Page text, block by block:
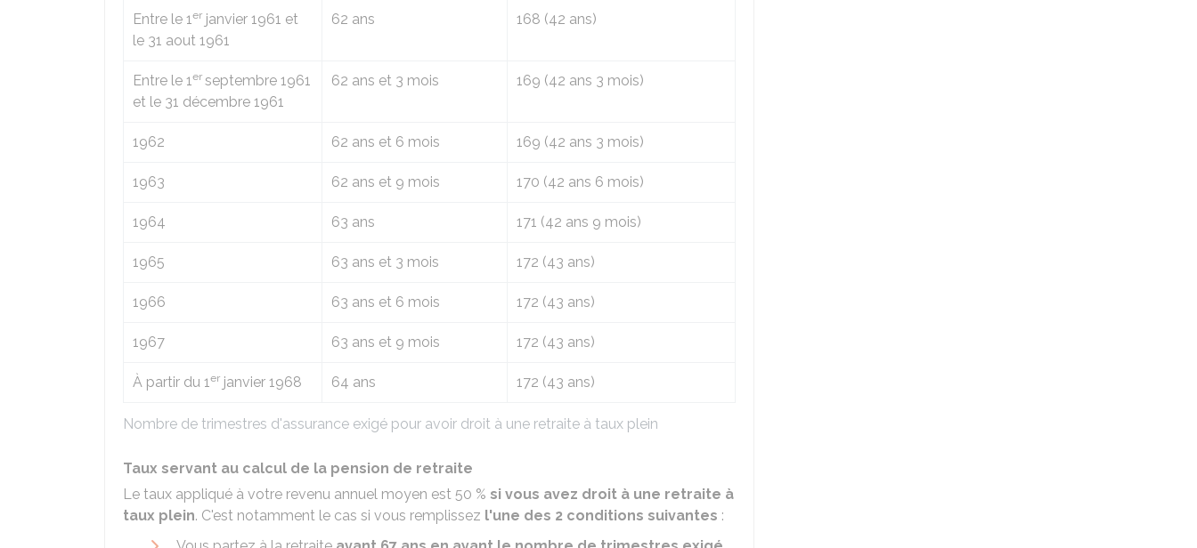
Nombre de trimestres d'assurance exigé pour avoir droit à une retraite à taux plein
Entre le 1er janvier 1961 et
le 31 aout 1961
62 ans 168 (42 ans)
Entre le 1er septembre 1961
et le 31 décembre 1961
62 ans et 3 mois 169 (42 ans 3 mois)
1962 62 ans et 6 mois 169 (42 ans 3 mois)
1963 62 ans et 9 mois 170 (42 ans 6 mois)
1964 63 ans 171 (42 ans 9 mois)
1965 63 ans et 3 mois 172 (43 ans)
1966 63 ans et 6 mois 172 (43 ans)
1967 63 ans et 9 mois 172 (43 ans)
À partir du 1er janvier 1968 64 ans 172 (43 ans)
Taux servant au calcul de la pension de retraite
Le taux appliqué à votre revenu annuel moyen est 50 % si vous avez droit à une retraite à
taux plein. C'est notamment le cas si vous remplissez l'une des 2 conditions suivantes :